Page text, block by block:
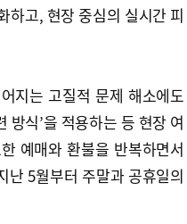
하고, 현장 중심의 실시간 피
지는 고질적 문제 해소에도
방식’을 적용하는 등 현장 여
예매와 환불을 반복하면서
난 5월부터 주말과 공휴일의